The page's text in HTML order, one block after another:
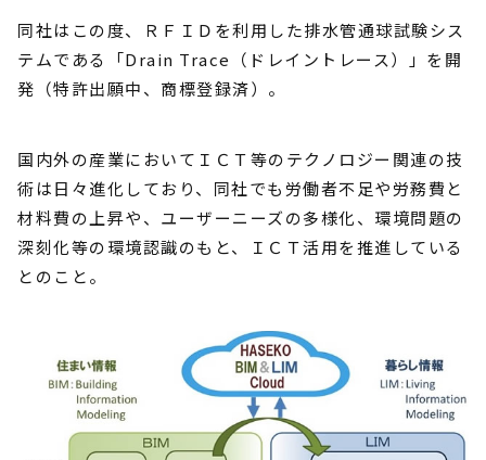
同社はこの度、ＲＦＩＤを利用した排水管通球試験シス
テムである「Drain Trace（ドレイントレース）」を開
発（特許出願中、商標登録済）。
国内外の産業においてＩＣＴ等のテクノロジー関連の技
術は日々進化しており、同社でも労働者不足や労務費と
材料費の上昇や、ユーザーニーズの多様化、環境問題の
深刻化等の環境認識のもと、ＩＣＴ活用を推進している
とのこと。